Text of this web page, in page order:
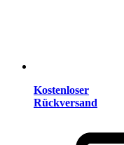
Kostenloser
Rückversand